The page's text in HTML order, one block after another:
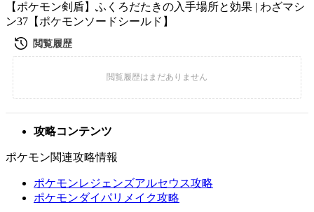
【ポケモン剣盾】ふくろだたきの入手場所と効果 | わざマシ
ン37【ポケモンソードシールド】
攻略コンテンツ
ポケモン関連攻略情報
ポケモンレジェンズアルセウス攻略
ポケモンダイパリメイク攻略